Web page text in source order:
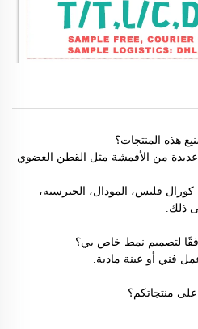
هذه المنتجات؟
عديدة من الأقمشة مثل القطن العضوي
كورال فليس، المودال، الجيرسيه،
ذلك.
لتصميم نمط خاص بي؟
فني أو عينة مادية.
منتجاتكم؟